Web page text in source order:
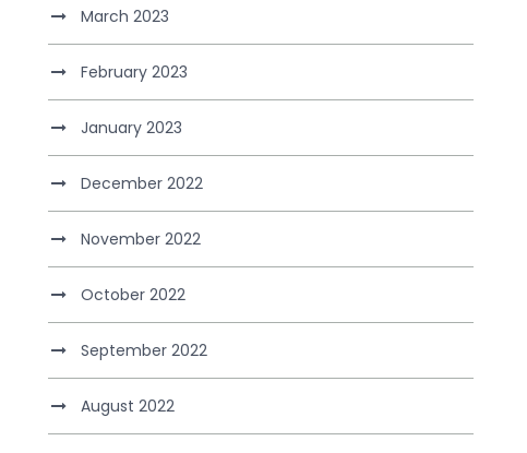
March 2023
February 2023
January 2023
December 2022
November 2022
October 2022
September 2022
August 2022